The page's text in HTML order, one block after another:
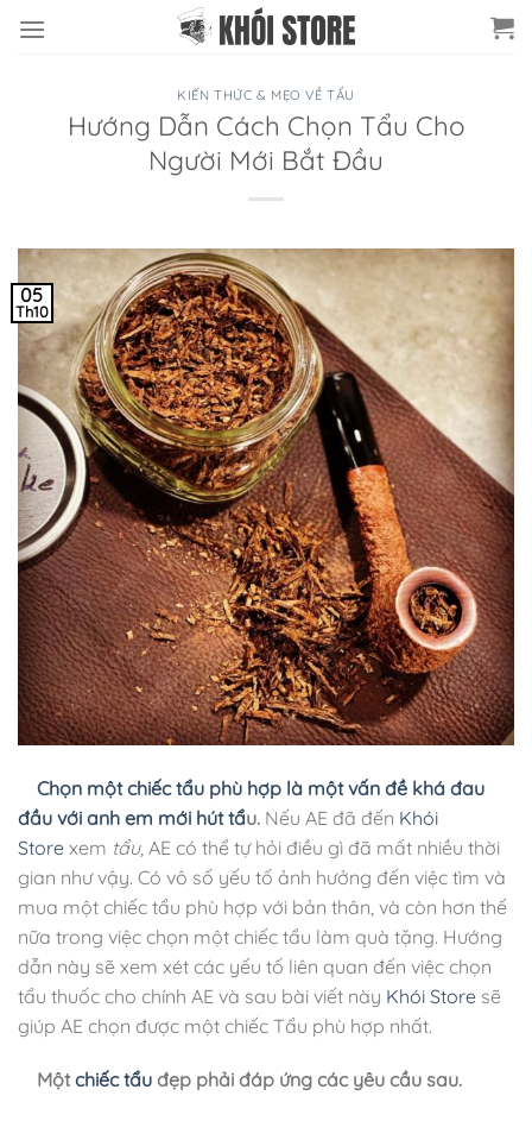
đến
KIẾN THỨC & MẸO VỀ TẨU
Hướng Dẫn Cách Chọn Tẩu Cho
Người Mới Bắt Đầu
05
Th10
Chọn một chiếc tẩu phù hợp là một vấn đề khá đau
đầu với anh em mới hút tẩu. Nếu AE đã đến Khói
Store xem tẩu, AE có thể tự hỏi điều gì đã mất nhiều thời
gian như vậy. Có vô số yếu tố ảnh hưởng đến việc tìm và
mua một chiếc tẩu phù hợp với bản thân, và còn hơn thế
nữa trong việc chọn một chiếc tẩu làm quà tặng. Hướng
dẫn này sẽ xem xét các yếu tố liên quan đến việc chọn
tẩu thuốc cho chính AE và sau bài viết này Khói Store sẽ
giúp AE chọn được một chiếc Tẩu phù hợp nhất.
Mộtchiếc tẩu đẹp phải đáp ứng các yêu cầu sau.